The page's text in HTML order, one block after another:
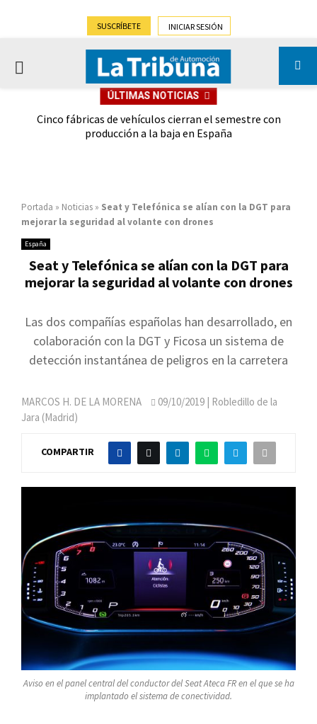
SUSCRÍBETE INICIAR SESIÓN
PRIMARY
ÚLTIMAS NOTICIAS
Cinco fábricas de vehículos cierran el semestre con
producción a la baja en España
Portada » Noticias » Seat y Telefónica se alían con la DGT para
mejorar la seguridad al volante con drones
España
Seat y Telefónica se alían con la DGT para
mejorar la seguridad al volante con drones
Las dos compañías españolas han desarrollado, en
colaboración con la DGT y Ficosa un sistema de
detección instantánea de peligros en la carretera
MARCOS H. DE LA MORENA 09/10/2019 | Robledillo de la
Jara (Madrid)
COMPARTIR
Aviso en el panel central del conductor del Seat Ateca FR en el que se ha
implantado el sistema de conectividad.